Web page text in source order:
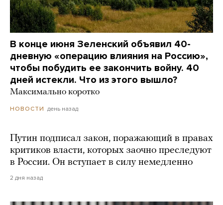
В конце июня Зеленский объявил 40-
дневную «операцию влияния на Россию»,
чтобы побудить ее закончить войну. 40
дней истекли. Что из этого вышло?
Максимально коротко
НОВОСТИ день назад
Путин подписал закон, поражающий в правах
критиков власти, которых заочно преследуют
в России. Он вступает в силу немедленно
2 дня назад